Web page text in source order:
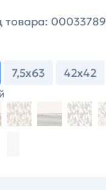
товара: 00033789
7,5х63 42х42